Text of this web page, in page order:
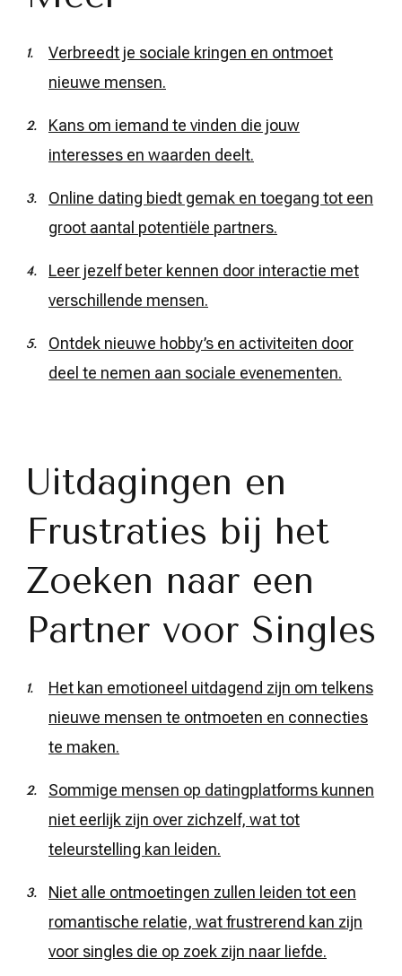
Verbreedt je sociale kringen en ontmoet
nieuwe mensen.
Kans om iemand te vinden die jouw
interesses en waarden deelt.
Online dating biedt gemak en toegang tot een
groot aantal potentiële partners.
Leer jezelf beter kennen door interactie met
verschillende mensen.
Ontdek nieuwe hobby’s en activiteiten door
deel te nemen aan sociale evenementen.
Uitdagingen en
Frustraties bij het
Zoeken naar een
Partner voor Singles
Het kan emotioneel uitdagend zijn om telkens
nieuwe mensen te ontmoeten en connecties
te maken.
Sommige mensen op datingplatforms kunnen
niet eerlijk zijn over zichzelf, wat tot
teleurstelling kan leiden.
Niet alle ontmoetingen zullen leiden tot een
romantische relatie, wat frustrerend kan zijn
voor singles die op zoek zijn naar liefde.